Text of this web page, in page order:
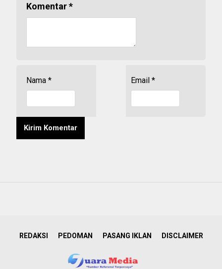
Komentar*
Nama * Email *
REDAKSI PEDOMAN PASANG IKLAN DISCLAIMER